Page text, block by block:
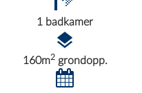
1 badkamer
160m2grondopp.